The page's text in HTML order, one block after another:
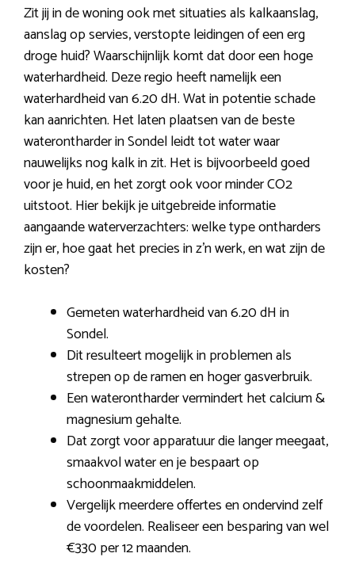
Zit jij in de woning ook met situaties als kalkaanslag,
aanslag op servies, verstopte leidingen of een erg
droge huid? Waarschijnlijk komt dat door een hoge
waterhardheid. Deze regio heeft namelijk een
waterhardheid van 6.20 dH. Wat in potentie schade
kan aanrichten. Het laten plaatsen van de beste
waterontharder in Sondel leidt tot water waar
nauwelijks nog kalk in zit. Het is bijvoorbeeld goed
voor je huid, en het zorgt ook voor minder CO2
uitstoot. Hier bekijk je uitgebreide informatie
aangaande waterverzachters: welke type ontharders
zijn er, hoe gaat het precies in z’n werk, en wat zijn de
kosten?
Gemeten waterhardheid van 6.20 dH in
Sondel.
Dit resulteert mogelijk in problemen als
strepen op de ramen en hoger gasverbruik.
Een waterontharder vermindert het calcium &
magnesium gehalte.
Dat zorgt voor apparatuur die langer meegaat,
smaakvol water en je bespaart op
schoonmaakmiddelen.
Vergelijk meerdere offertes en ondervind zelf
de voordelen. Realiseer een besparing van wel
€330 per 12 maanden.